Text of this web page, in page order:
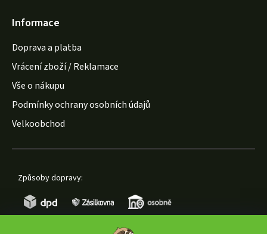
Informace
Doprava a platba
Vrácení zboží / Reklamace
Vše o nákupu
Podmínky ochrany osobních údajů
Velkoobchod
Způsoby dopravy: